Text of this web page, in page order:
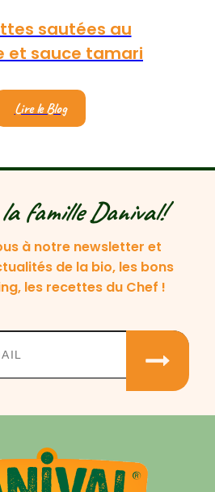
sautées au
et sauce tamari
Lire le Blog
la famille Danival!
à notre newsletter et
de la bio, les bons
les recettes du Chef !